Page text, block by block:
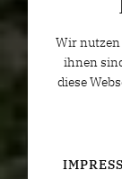
Wir nutzen
ihnen
diese
Statistiken